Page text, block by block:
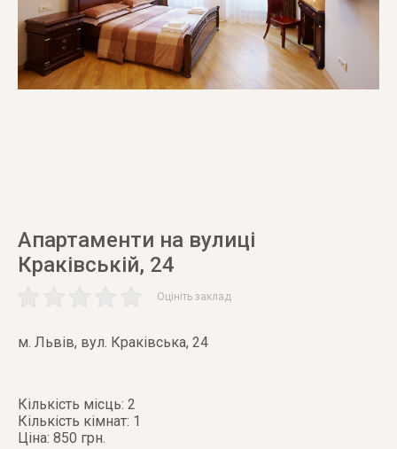
Апартаменти на вулиці
Краківській, 24
Оцініть заклад
м. Львів, вул. Краківська, 24
Кількість місць: 2
Кількість кімнат: 1
Ціна: 850 грн.